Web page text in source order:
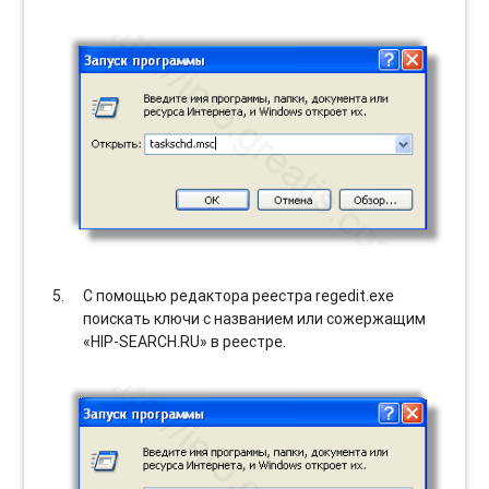
С помощью редактора реестра regedit.exe
поискать ключи с названием или сожержащим
«HIP-SEARCH.RU» в реестре.